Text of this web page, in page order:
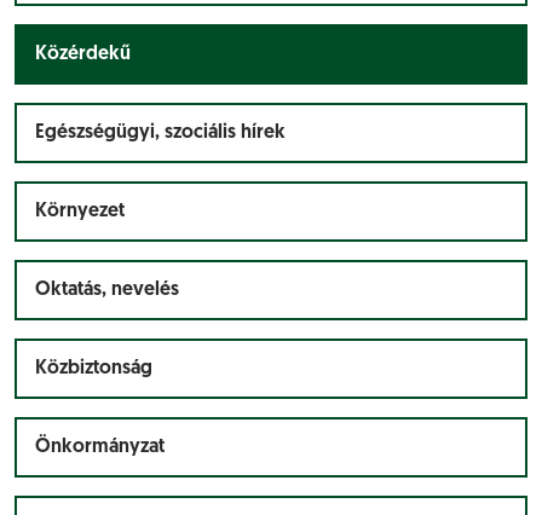
Közérdekű
Egészségügyi, szociális hírek
Környezet
Oktatás, nevelés
Közbiztonság
Önkormányzat